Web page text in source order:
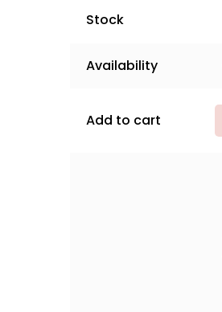
Availability
Add to cart